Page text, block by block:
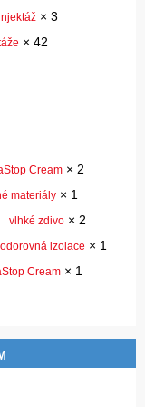
× 3
× 42
Cream × 2
materiály × 1
vlhké zdivo × 2
izolace × 1
Cream × 1